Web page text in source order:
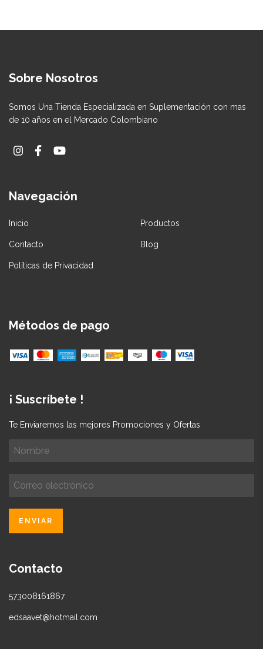
Sobre Nosotros
Somos Una Tienda Especializada en Suplementación con mas
de 10 años en el Mercado Colombiano
Navegación
Inicio Productos
Contacto Blog
Políticas de Privacidad
Métodos de pago
¡ Suscríbete !
Te Enviaremos las mejores Promociones y Ofertas
Contacto
573008161867
edsaavet@hotmail.com